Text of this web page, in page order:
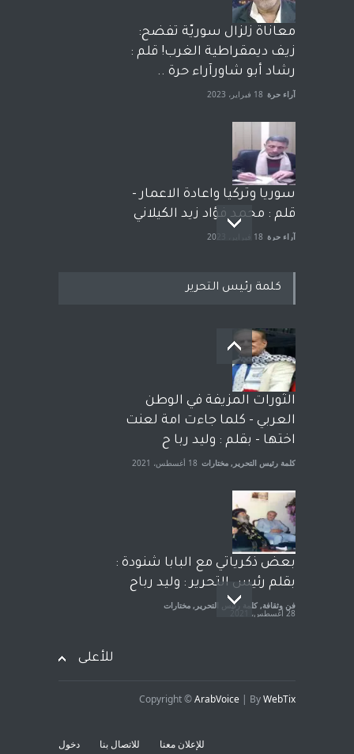
معاناة زلزال سوريّة تفضح:
زيف ديمقراطية الغرب! قلم :
رشاد أبو شاورآراء حرة ..
آراء حرة 18 فبراير، 2023
سوريا وتركيا واعادة الاعمار -
قلم : محمد فؤاد زيد الكيلاني
آراء حرة 18 فبراير، 2023
بعد معارك قضائية طاحنة كتب
وترافع فيها بنفسه مرة اخرى..
الشيخ طارق يوسف يقهر
الحكومة الأمريكية ، فأعطوه
الجنسية عن يد وهم صاغرون،
آراء حرة مختارات 7 أبريل، 2023
كلمة رئيس التحرير
الثورات المزيفة في الوطن
العربي - كلما جاءت امة لعنت
اختها - بقلم : وليد ربا ح
كلمة رئيس التحرير , مختارات 18 أغسطس، 2021
بعض ذكرياتي مع البابا شنودة :
بقلم رئيس التحرير : وليد رباح
فن وثقافة, كلمة رئيس التحرير , مختارات
28 أغسطس، 2021
للأعلى
Copyright ©ArabVoice | ByWebTix
للإعلان معنا للاتصال بنا دخول